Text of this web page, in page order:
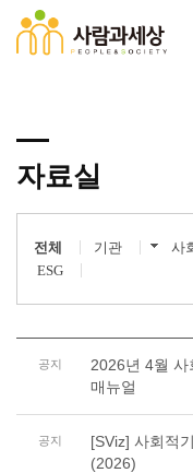
자료실
전체 기관 사
ESG
공지
2026년 4월 사
매뉴얼
공지
[SViz] 사회적
(2026)